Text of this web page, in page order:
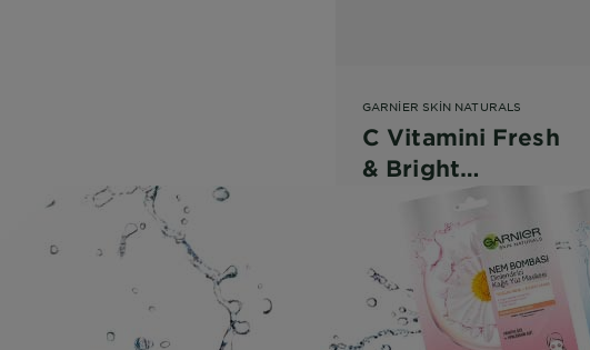
GARNIER SKIN NATURALS
C Vitamini Fresh
& Bright
Nemlendirici